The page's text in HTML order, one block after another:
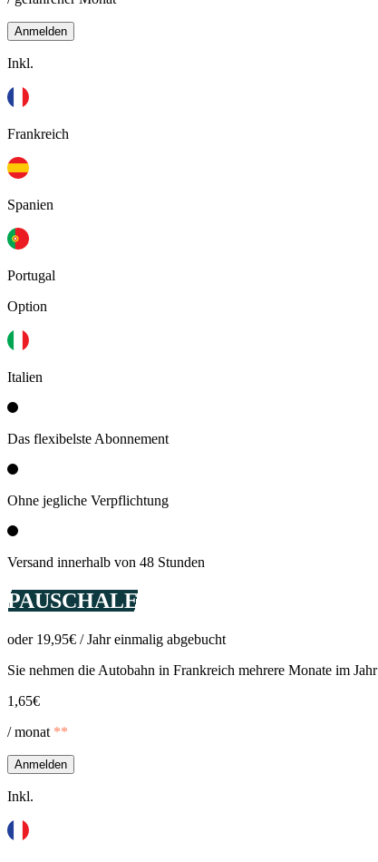
Anmelden
Inkl.
Frankreich
Spanien
Portugal
Option
Italien
Das flexibelste Abonnement
Ohne jegliche Verpflichtung
Versand innerhalb von 48 Stunden
PAUSCHALE
oder 19,95€ / Jahr einmalig abgebucht
Sie nehmen die Autobahn in Frankreich mehrere Monate im Jahr
1,65€
/ monat **
Anmelden
Inkl.